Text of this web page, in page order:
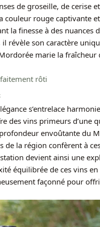
de groseille, de cerise
couleur rouge captivante
la finesse à des nuances
il révèle son caractère
marie la fraîcheur
rôti
s’entrelace
des vins primeurs d’une
envoûtante du
de la région confèrent à
devient ainsi une
équilibrée de ces vins
façonné pour